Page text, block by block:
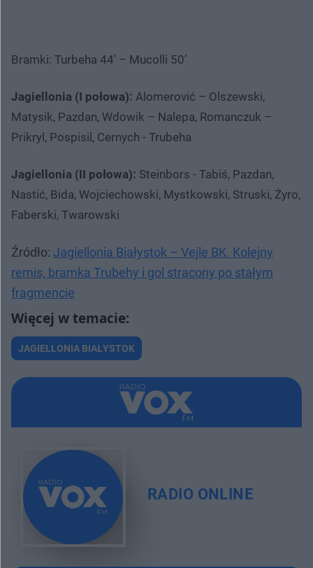
Bramki: Turbeha 44’ – Mucolli 50’
Jagiellonia (I połowa): Alomerović – Olszewski,
Matysik, Pazdan, Wdowik – Nalepa, Romanczuk –
Prikryl, Pospisil, Cernych - Trubeha
Jagiellonia (II połowa): Steinbors - Tabiś, Pazdan,
Nastić, Bida, Wojciechowski, Mystkowski, Struski, Żyro,
Faberski, Twarowski
Źródło: Jagiellonia Białystok – Vejle BK. Kolejny
remis, bramka Trubehy i gol stracony po stałym
fragmencie
JAGIELLONIA BIAŁYSTOK
RADIO ONLINE